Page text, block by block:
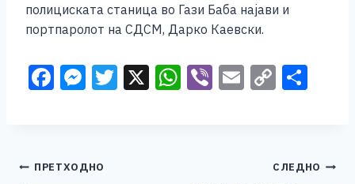
полициската станица во Гази Баба најави и
портпаролот на СДСМ, Дарко Каевски.
F M T X W Vi E C
Навигација
ПРЕТХОДНО СЛЕДНО